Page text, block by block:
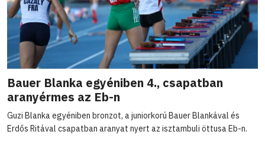
Bauer Blanka egyéniben 4., csapatban
aranyérmes az Eb-n
Guzi Blanka egyéniben bronzot, a juniorkorú Bauer Blankával és
Erdős Ritával csapatban aranyat nyert az isztambuli öttusa Eb-n.